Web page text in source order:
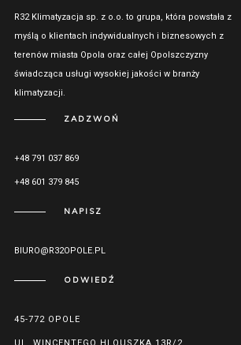
R32 Klimatyzacja sp. z o.o. to grupa, która powstała z
myślą o klientach indywidualnych i biznesowych z
terenów miasta Opola oraz całej Opolszczyzny
świadcząca usługi wysokiej jakości w branży
klimatyzacji.
ZADZWOŃ
+48 791 037 869
+48 601 379 845
NAPISZ
BIURO@R32OPOLE.PL
ODWIEDŹ
45-772 OPOLE